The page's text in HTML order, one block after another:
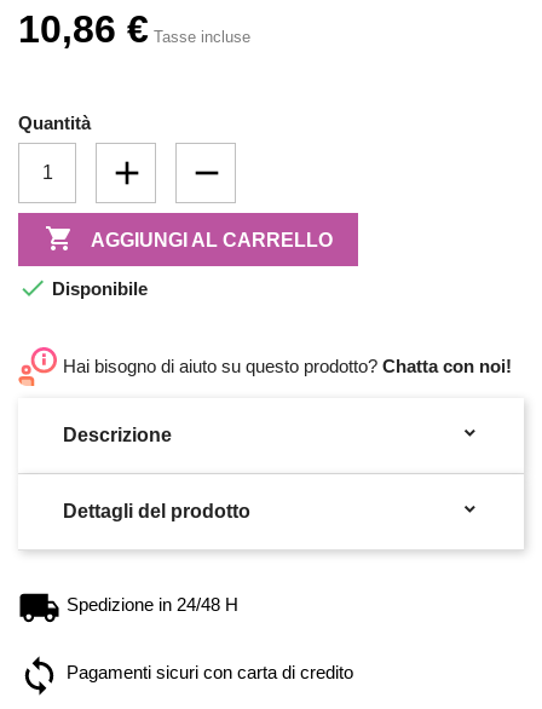
10,86 € Tasse incluse
Quantità
 AGGIUNGI AL CARRELLO
 Disponibile
Hai bisogno di aiuto su questo prodotto? Chatta con noi!
Descrizione 
Dettagli del prodotto 
Spedizione in 24/48 H
Pagamenti sicuri con carta di credito